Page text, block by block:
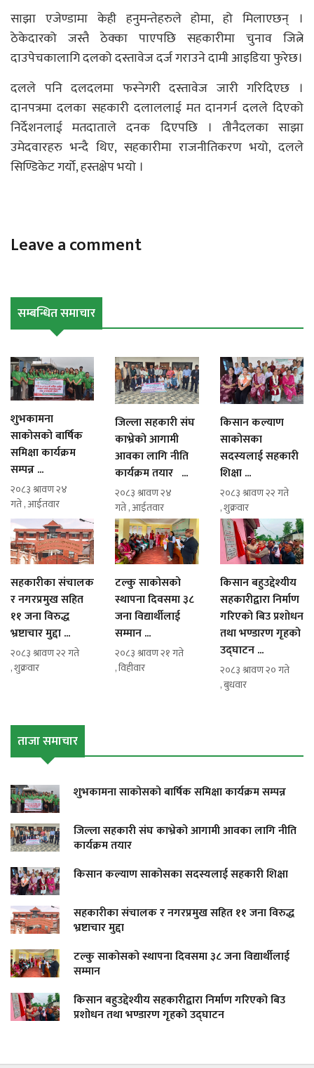
साझा एजेण्डामा केही हनुमन्तेहरुले होमा, हो मिलाएछन् ।
ठेकेदारको जस्तै ठेक्का पाएपछि सहकारीमा चुनाव जित्ने
दाउपेचकालागि दलको दस्तावेज दर्ज गराउने दामी आइडिया फुरेछ।
दलले पनि दलदलमा फस्नेगरी दस्तावेज जारी गरिदिएछ ।
दानपत्रमा दलका सहकारी दलाललाई मत दानगर्न दलले दिएको
निर्देशनलाई मतदाताले दनक दिएपछि । तीनैदलका साझा
उमेदवारहरु भन्दै थिए, सहकारीमा राजनीतिकरण भयो, दलले
सिण्डिकेट गर्यो, हस्तक्षेप भयो ।
Leave a comment
सम्बन्धित समाचार
शुभकामना
साकोसको बार्षिक
समिक्षा कार्यक्रम
सम्पन्न ...
२०८३ श्रावण २४
गते , आईतवार
जिल्ला सहकारी संघ
काभ्रेको आगामी
आवका लागि नीति
कार्यक्रम तयार ...
२०८३ श्रावण २४
गते , आईतवार
किसान कल्याण
साकोसका
सदस्यलाई सहकारी
शिक्षा ...
२०८३ श्रावण २२ गते
, शुक्रवार
सहकारीका संचालक
र नगरप्रमुख सहित
११ जना विरुद्ध
भ्रष्टाचार मुद्दा ...
२०८३ श्रावण २२ गते
, शुक्रवार
टल्कु साकोसको
स्थापना दिवसमा ३८
जना विद्यार्थीलाई
सम्मान ...
२०८३ श्रावण २१ गते
, विहीवार
किसान बहुउद्देश्यीय
सहकारीद्वारा निर्माण
गरिएको बिउ प्रशोधन
तथा भण्डारण गृहको
उद्घाटन ...
२०८३ श्रावण २० गते
, बुधवार
ताजा समाचार
शुभकामना साकोसको बार्षिक समिक्षा कार्यक्रम सम्पन्न
जिल्ला सहकारी संघ काभ्रेको आगामी आवका लागि नीति
कार्यक्रम तयार
किसान कल्याण साकोसका सदस्यलाई सहकारी शिक्षा
सहकारीका संचालक र नगरप्रमुख सहित ११ जना विरुद्ध
भ्रष्टाचार मुद्दा
टल्कु साकोसको स्थापना दिवसमा ३८ जना विद्यार्थीलाई
सम्मान
किसान बहुउद्देश्यीय सहकारीद्वारा निर्माण गरिएको बिउ
प्रशोधन तथा भण्डारण गृहको उद्घाटन